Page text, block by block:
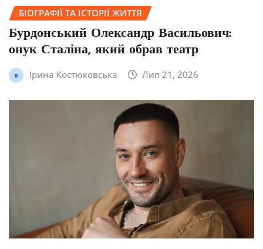
БІОГРАФІЇ ТА ІСТОРІЇ ЖИТТЯ
Бурдонський Олександр Васильович:
онук Сталіна, який обрав театр
Ірина Костюковська Лип 21, 2026